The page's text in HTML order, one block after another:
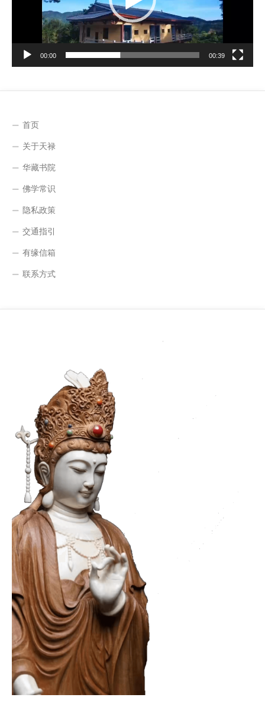
00:00 00:39
首页
关于天禄
华藏书院
佛学常识
隐私政策
交通指引
有缘信箱
联系方式